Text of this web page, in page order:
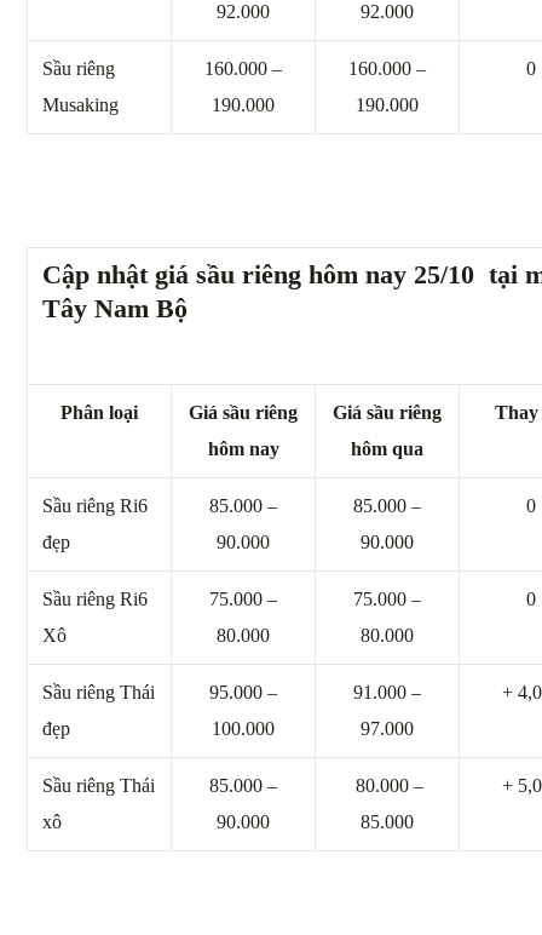
92.000
92.000
Sầu riêng
Musaking
160.000 –
190.000
160.000 –
190.000
0
Cập nhật giá sầu riêng hôm nay 25/10 tại
Tây Nam Bộ
Phân loại
Giá sầu riêng
hôm nay
Giá sầu riêng
hôm qua
Thay
Sầu riêng Ri6
đẹp
85.000 –
90.000
85.000 –
90.000
0
Sầu riêng Ri6
Xô
75.000 –
80.000
75.000 –
80.000
0
Sầu riêng Thái
đẹp
95.000 –
100.000
91.000 –
97.000
+
Sầu riêng Thái
xô
85.000 –
90.000
80.000 –
85.000
+